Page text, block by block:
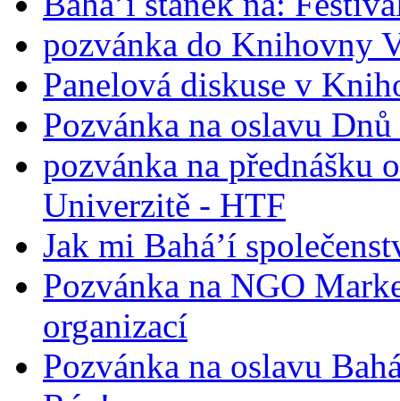
pozvánka do Knihovny
Panelová diskuse v
Pozvánka na oslavu
pozvánka na přednášku
Univerzitě - HTF
Jak mi Bahá’í
Pozvánka na NGO
organizací
Pozvánka na oslavu